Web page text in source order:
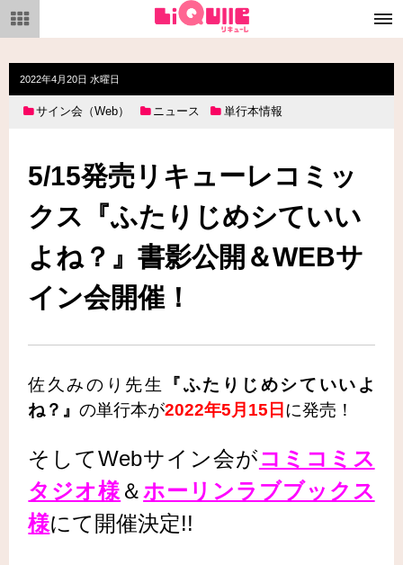
メ
ニ
ュ
2022年4月20日 水曜日
サイン会（Web） ニュース 単行本情報
5/15発売リキューレコミッ
クス『ふたりじめシていい
よね？』書影公開＆WEBサ
イン会開催！
佐久みのり先生
『ふたりじめシていいよ
ね？』の単行本が2022年5月15日 に発売！
そしてWebサイン会がコミコミス
タジオ様 ＆ホーリンラブブックス
様にて開催決定!!